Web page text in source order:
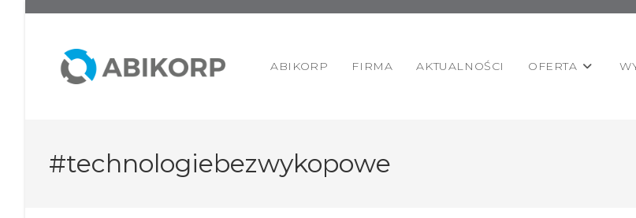
ABIKORP FIRMA AKTUALNOŚCI OFERTA
#technologiebezwykopowe